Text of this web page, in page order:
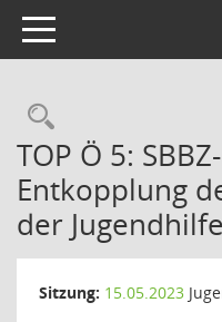
Toggle navigation
TOP Ö 5:
Entkopplung
der
Sitzung: 15.05.2023